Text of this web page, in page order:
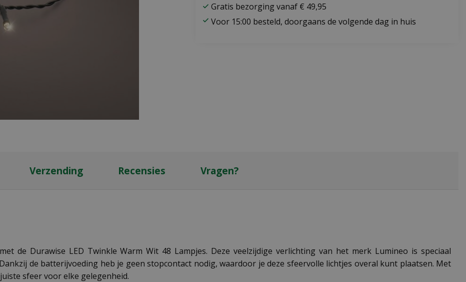
Gratis bezorging vanaf € 49,95
Voor 15:00 besteld, doorgaans de volgende dag in huis
Verzending Recensies Vragen?
de Durawise LED Twinkle Warm Wit 48 Lampjes. Deze veelzijdige verlichting van het merk Lumineo is speciaal
de batterijvoeding heb je geen stopcontact nodig, waardoor je deze sfeervolle lichtjes overal kunt plaatsen. Met
sfeer voor elke gelegenheid.